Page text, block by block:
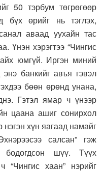
50 тэрбум төгрөгөөр
бүх өрийг нь тэглэх,
аваад уухайн тас
Үнэн хэрэгтээ “Чингис
юмгүй. Иргэн миний
банкийг авъя гэвэл
бөөн өрөнд унана,
Гэтэл ямар ч үнээр
цаана ашиг сонирхол
нэгэн хүн яагаад намайг
салсан” гэж
бодогдсон шүү. Түүх
“Чингис хаан” нэрийг